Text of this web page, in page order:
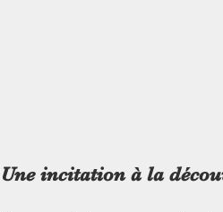
Une incitation à la